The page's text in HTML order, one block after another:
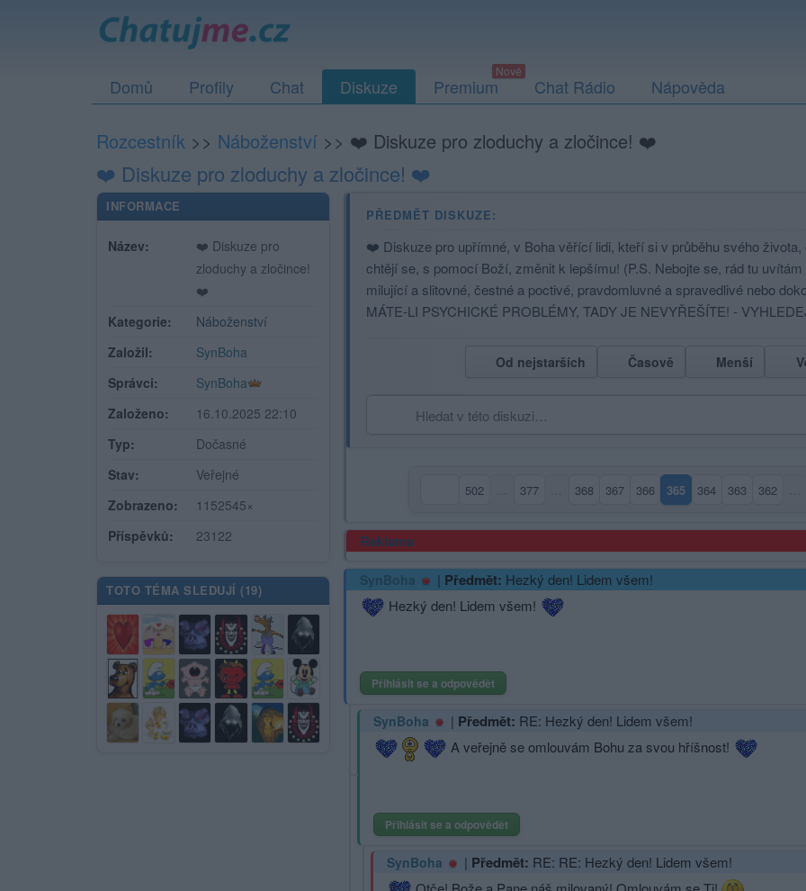
Domů Profily Chat Diskuze Premium Chat Rádio Nápověda
Rozcestník >> Náboženství >> ❤️ Diskuze pro zloduchy a zločince! ❤️
❤️ Diskuze pro zloduchy a zločince! ❤️
INFORMACE
Název:
❤️ Diskuze pro
zloduchy a zločince!
❤️
Kategorie:
Náboženství
Založil:
SynBoha
Správci:
SynBoha
Založeno:
16.10.2025 22:10
Typ:
Dočasné
Stav:
Veřejné
Zobrazeno:
1152545×
Příspěvků:
23122
TOTO TÉMA SLEDUJÍ (19)
PŘEDMĚT DISKUZE:
❤️ Diskuze pro upřímné, v Boha věřící lidi, kteří si v průběhu svého
chtějí se, s pomocí Boží, změnit k lepšímu! (P.S. Nebojte se, rád tu
milující a slitovné, čestné a poctivé, pravdomluvné a spravedlivé nebo
MÁTE-LI PSYCHICKÉ PROBLÉMY, TADY JE NEVYŘEŠÍTE! -
Od nejstarších Časově Menší
502 377 368 367 366 365(aktuální strana)
364 363 362
Reklama
SynBoha | Předmět: Hezký den! Lidem všem!
Hezký den! Lidem všem!
Přihlásit se a odpovědět
SynBoha | Předmět: RE: Hezký den! Lidem všem!
A veřejně se omlouvám Bohu za svou hříšnost!
Přihlásit se a odpovědět
SynBoha | Předmět: RE: RE: Hezký den! Lidem všem!